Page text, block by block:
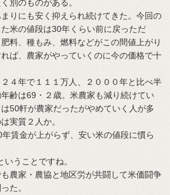
別のものがある。
りにも安く抑えられ続けてきた。今回の
米の値段は30年くらい前に戻っただ
料、種もみ、燃料などがこの間値上がり
ば、農家がやっていくのに今の価格で十
４年で１１１万人、２０００年と比べ半
齢は69・２歳。米農家も減り続けてい
50軒が農家だったがやめていく人が多
実質２人か。
賃金が上がらず、安い米の値段に慣ら
うことですね。
農家・農協と地区労が共闘して米価闘争
た。